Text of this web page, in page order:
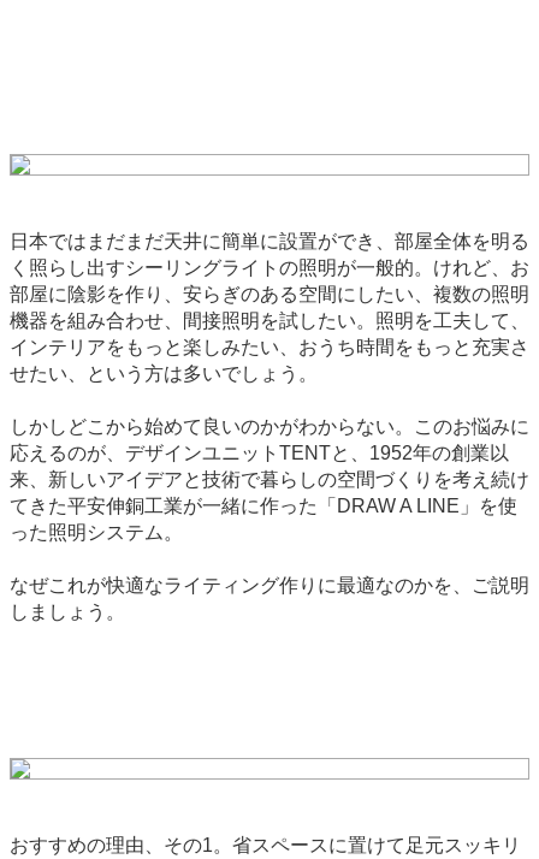
日本ではまだまだ天井に簡単に設置ができ、部屋全体を明る
く照らし出すシーリングライトの照明が一般的。けれど、お
部屋に陰影を作り、安らぎのある空間にしたい、複数の照明
機器を組み合わせ、間接照明を試したい。照明を工夫して、
インテリアをもっと楽しみたい、おうち時間をもっと充実さ
せたい、という方は多いでしょう。
しかしどこから始めて良いのかがわからない。このお悩みに
応えるのが、デザインユニットTENTと、1952年の創業以
来、新しいアイデアと技術で暮らしの空間づくりを考え続け
てきた平安伸銅工業が一緒に作った「DRAW A LINE」を使
った照明システム。
なぜこれが快適なライティング作りに最適なのかを、ご説明
しましょう。
おすすめの理由、その1。省スペースに置けて足元スッキリ